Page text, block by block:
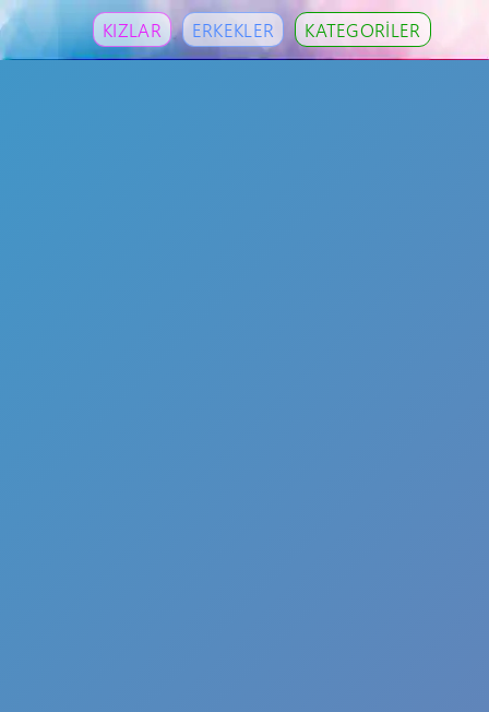
KIZLAR ERKEKLER KATEGORİLER